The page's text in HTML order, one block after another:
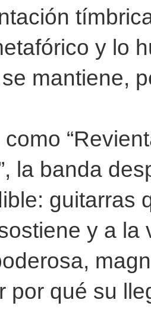
y lo
mantiene,
la banda
guitarras
y a
por qué su